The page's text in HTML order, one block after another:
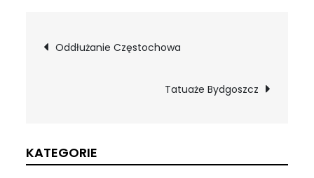
Nawigacja
Oddłużanie Częstochowa
Tatuaże Bydgoszcz
KATEGORIE